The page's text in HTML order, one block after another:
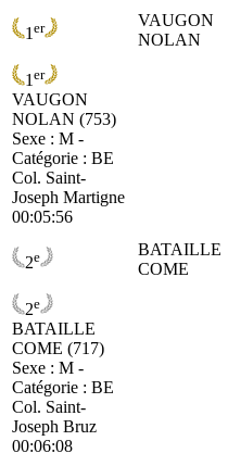
1 er
VAUGON
NOLAN
1 er
VAUGON
NOLAN (753)
Sexe : M -
Catégorie : BE
Col. Saint-
Joseph Martigne
00:05:56
2e
BATAILLE
COME
2e
BATAILLE
COME (717)
Sexe : M -
Catégorie : BE
Col. Saint-
Joseph Bruz
00:06:08